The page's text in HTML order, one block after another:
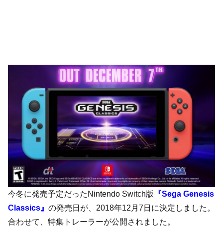
今冬に発売予定だったNintendo Switch版
『Sega Genesis
Classics』 の発売日が、2018年12月7日に決定しました。
合わせて、特集トレーラーが公開されました。